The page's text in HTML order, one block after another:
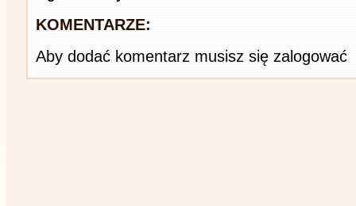
KOMENTARZE:
Aby dodać komentarz musisz się zalogować